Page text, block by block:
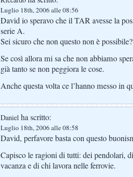
Luglio 18th, 2006 alle 08:56
David io speravo che il TAR avesse la
serie A.
Sei sicuro che non questo non è possibile?
Se così allora mi sa che non abbiamo
già tanto se non peggiora le cose.
Anche questa volta ce l’hanno messo in
Daniel ha scritto:
Luglio 18th, 2006 alle 08:58
David, perfavore basta con questo
Capisco le ragioni di tutti: dei pendolari,
vacanza e di chi lavora nelle ferrovie.